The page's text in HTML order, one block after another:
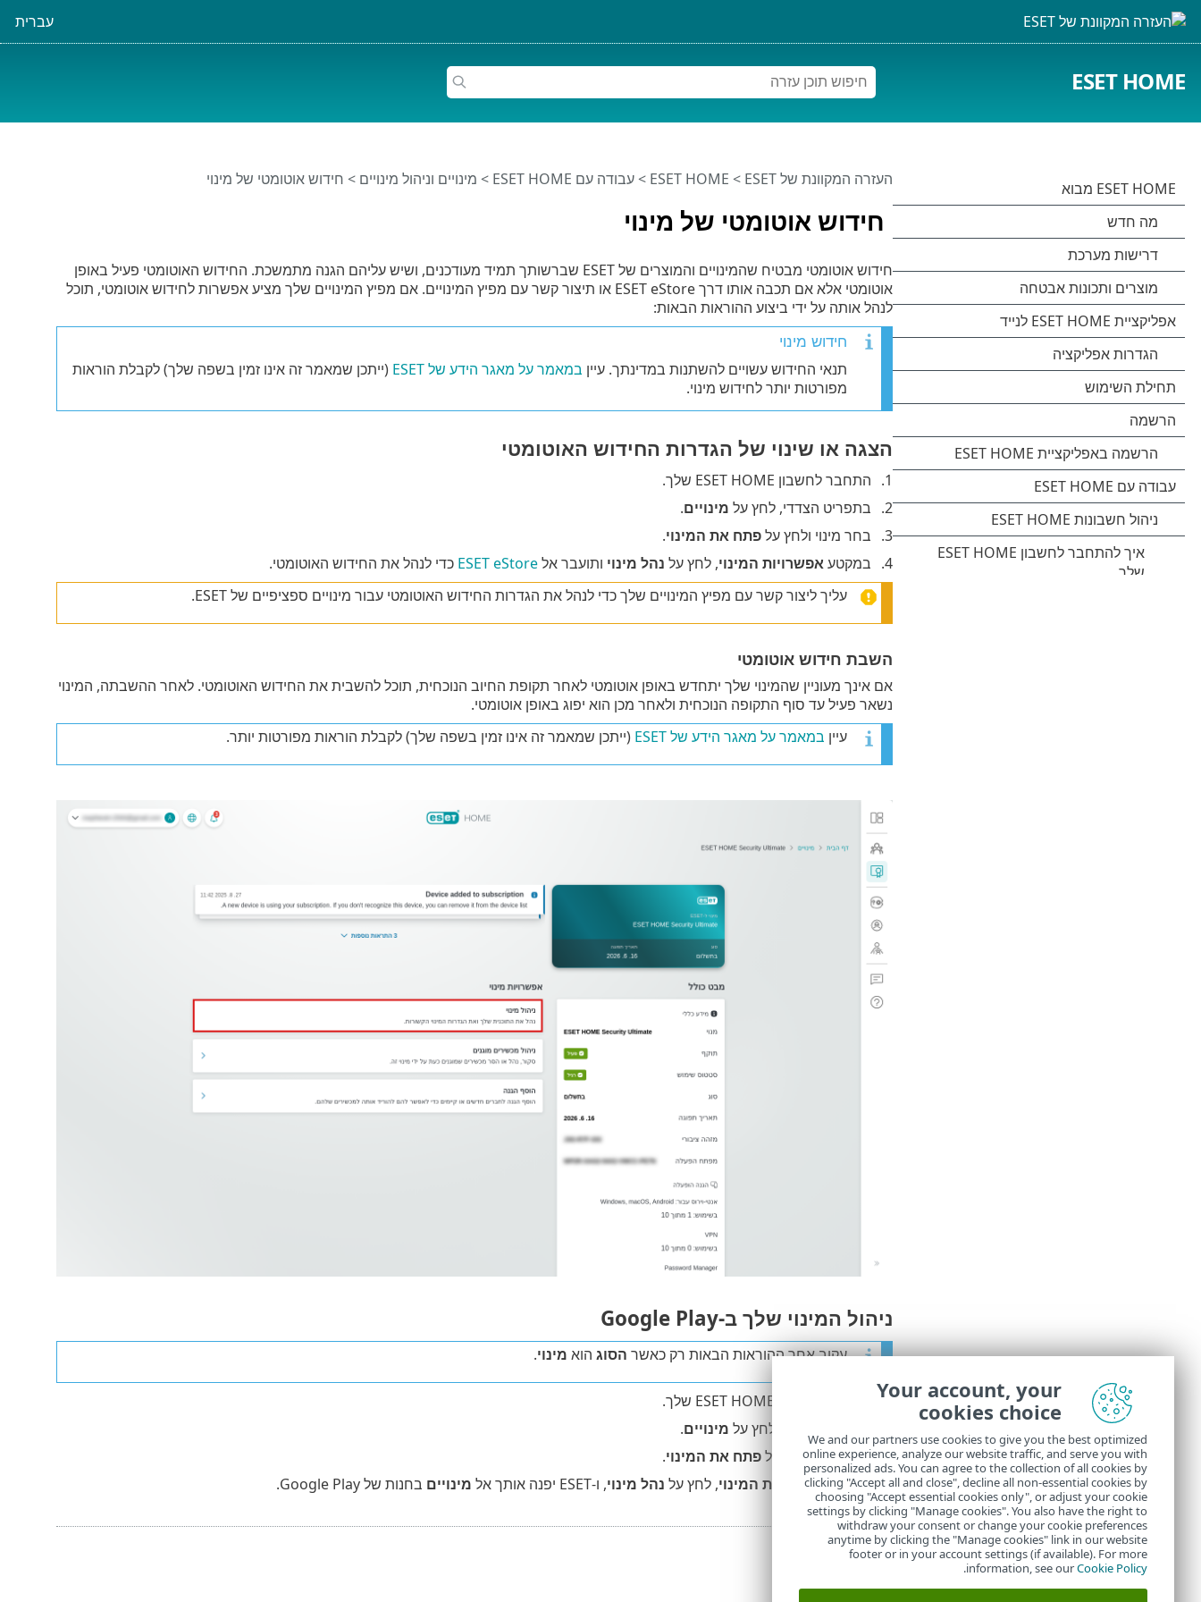
עברית
ESET HOME
חידוש אוטומטי של מינוי
העזרה המקוונת של ESET >
ESET HOME
>עבודה עם ESET HOME > מינויים וניהול מינויים > חידוש אוטומטי של מינוי
חידוש אוטומטי מבטיח שהמינויים והמוצרים של ESET שברשותך תמיד מעודכנים, ושיש עליהם הגנה מתמשכת. החידוש האוטומטי פעיל באופן
אוטומטי אלא אם תכבה אותו דרך ESET eStore או תיצור קשר עם מפיץ המינויים. אם מפיץ המינויים שלך מציע אפשרות לחידוש אוטומטי, תוכל
לנהל אותה על ידי ביצוע ההוראות הבאות:
חידוש מינוי
תנאי החידוש עשויים להשתנות במדינתך. עיין במאמר על מאגר הידע של ESET
(ייתכן שמאמר זה אינו זמין בשפה שלך) לקבלת הוראות
מפורטות יותר לחידוש מינוי.
הצגה או שינוי של הגדרות החידוש האוטומטי
התחבר לחשבון ESET HOME שלך.
בתפריט הצדדי, לחץ על מינויים.
בחר מינוי ולחץ עלפתח את המינוי.
במקטעאפשרויות המינוי, לחץ על נהל מינוי ותועבר אלESET eStore כדי לנהל את החידוש האוטומטי.
עליך ליצור קשר עם מפיץ המינויים שלך כדי לנהל את הגדרות החידוש האוטומטי עבור מינויים ספציפיים של ESET.
השבת חידוש אוטומטי
אם אינך מעוניין שהמינוי שלך יתחדש באופן אוטומטי לאחר תקופת החיוב הנוכחית, תוכל להשבית את החידוש האוטומטי. לאחר ההשבתה, המינוי
נשאר פעיל עד סוף התקופה הנוכחית ולאחר מכן הוא יפוג באופן אוטומטי.
עיין במאמר על מאגר הידע של ESET (ייתכן שמאמר זה אינו זמין בשפה שלך) לקבלת הוראות מפורטות יותר.
ניהול המינוי שלך ב-Google Play
עקוב אחר ההוראות הבאות רק כאשר הסוגהוא מינוי.
בתפריט הצדדי, לחץ על מינויים.
בחר מינוי ולחץ עלפתח את המינוי.
במקטעאפשרויות המינוי, לחץ על נהל מינוי, ו-ESET יפנה אותך אל מינויים בחנות של Google Play.
Your account, your
cookies choice
We and our partners use cookies to give you the best optimized
online experience, analyze our website traffic, and serve you with
personalized ads. You can agree to the collection of all cookies by
clicking "Accept all and close", decline all non-essential cookies by
choosing "Accept essential cookies only", or adjust your cookie
settings by clicking "Manage cookies". You also have the right to
withdraw your consent or change your cookie preferences
anytime by clicking the "Manage cookies" link in our website
footer or in your account settings (if available). For more
information, see ourCookie Policy
.